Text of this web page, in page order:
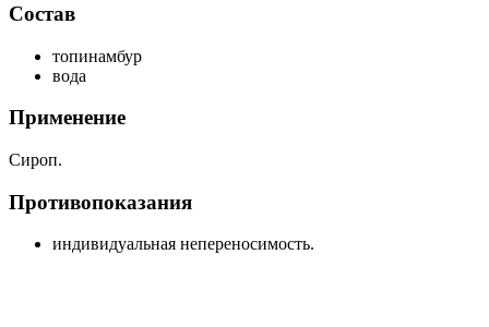
Состав
топинамбур
вода
Применение
Сироп.
Противопоказания
индивидуальная непереносимость.